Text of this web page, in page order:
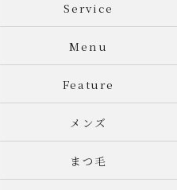
Service
Menu
Feature
メンズ
まつ毛